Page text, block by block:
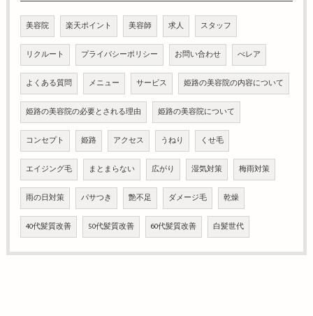
美容院 楽天ポイント 美容師 求人 スタッフ
リクルート プライバシーポリシー お問い合わせ べレア
よくある質問 メニュー サービス 姫路の美容院の内容について
姫路の美容院の必要とされる理由 姫路の美容院について
コンセプト 姫路 アクセス うねり くせ毛
エイジング毛 まとまらない 広がり 湿気対策 梅雨対策
雨の日対策 パサつき 艶不足 ダメージ毛 乾燥
40代髪質改善 50代髪質改善 60代髪質改善 白髪世代